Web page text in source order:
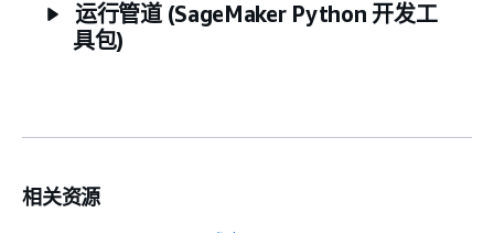
运行管道 (SageMaker Python 开发工
具包)
相关资源